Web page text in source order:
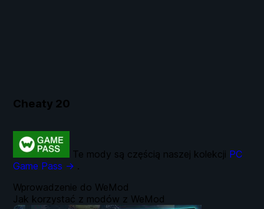
Cheaty 20
Wprowadzenie do WeMod
Jak korzystać z modów z WeMod
Te mody są częścią naszej kolekcji PC
Game Pass → .